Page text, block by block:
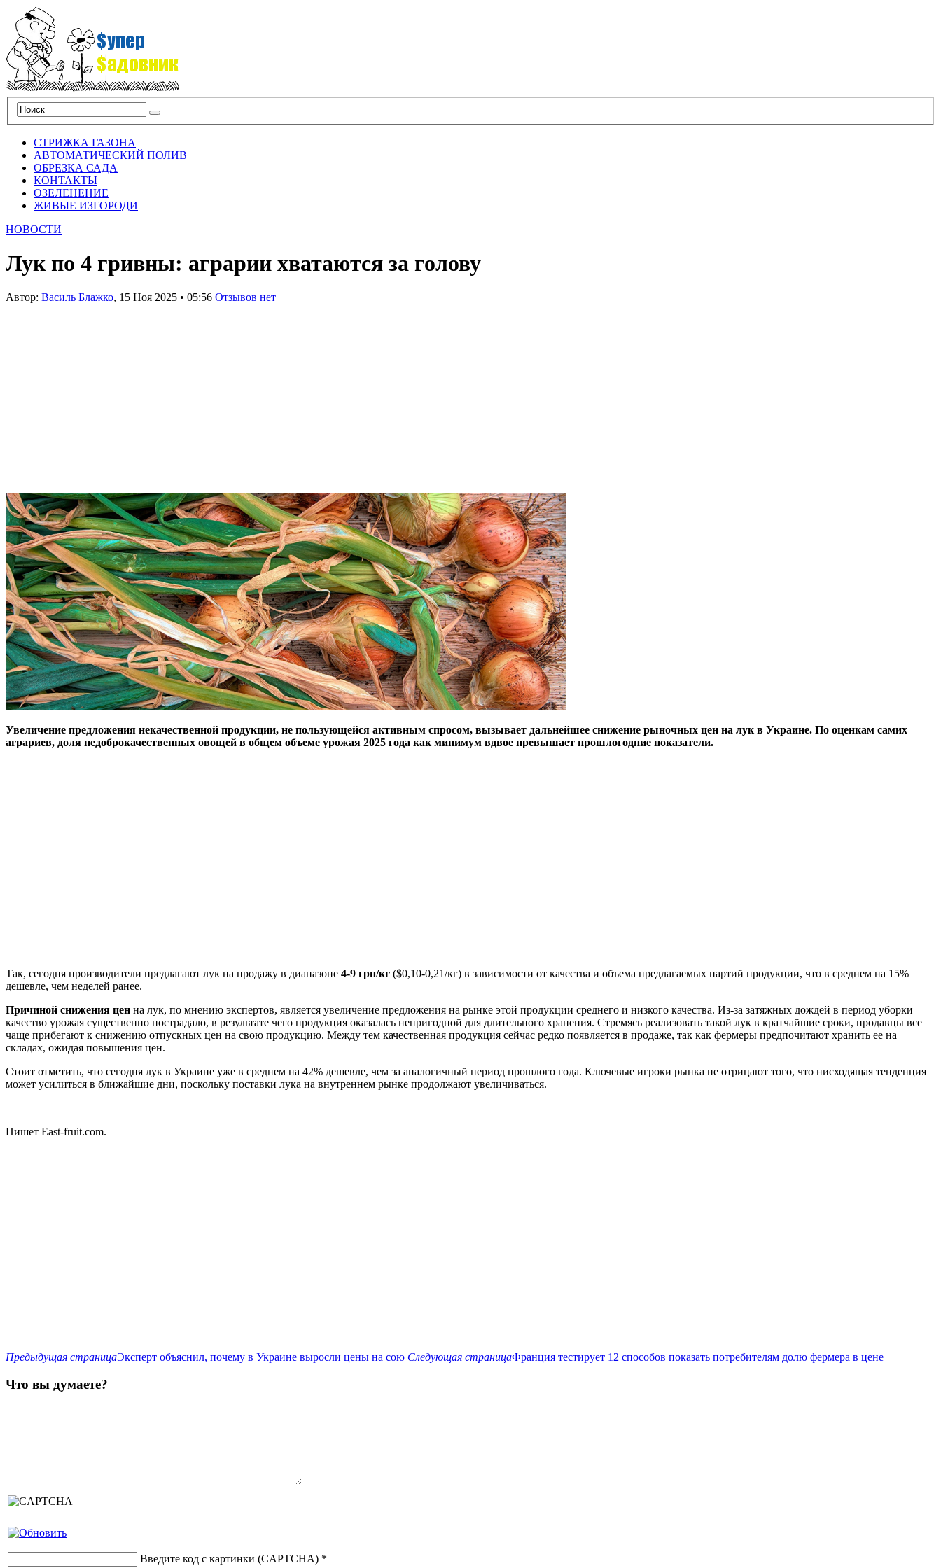
СТРИЖКА ГАЗОНА
АВТОМАТИЧЕСКИЙ ПОЛИВ
ОБРЕЗКА САДА
КОНТАКТЫ
ОЗЕЛЕНЕНИЕ
ЖИВЫЕ ИЗГОРОДИ
НОВОСТИ
Лук по 4 гривны: аграрии хватаются за голову
Автор: Василь Блажко, 15 Ноя 2025 • 05:56 Отзывов нет
Увеличение предложения некачественной продукции, не пользующейся активным спросом, вызывает дальнейшее снижение рыночных цен на лук в Украине. По оценкам самих
аграриев, доля недоброкачественных овощей в общем объеме урожая 2025 года как минимум вдвое превышает прошлогодние показатели.
Так, сегодня производители предлагают лук на продажу в диапазоне 4-9 грн/кг ($0,10-0,21/кг) в зависимости от качества и объема предлагаемых партий продукции, что в среднем на 15%
дешевле, чем неделей ранее.
Причиной снижения цен на лук, по мнению экспертов, является увеличение предложения на рынке этой продукции среднего и низкого качества. Из-за затяжных дождей в период уборки
качество урожая существенно пострадало, в результате чего продукция оказалась непригодной для длительного хранения. Стремясь реализовать такой лук в кратчайшие сроки, продавцы все
чаще прибегают к снижению отпускных цен на свою продукцию. Между тем качественная продукция сейчас редко появляется в продаже, так как фермеры предпочитают хранить ее на
складах, ожидая повышения цен.
Стоит отметить, что сегодня лук в Украине уже в среднем на 42% дешевле, чем за аналогичный период прошлого года. Ключевые игроки рынка не отрицают того, что нисходящая тенденция
может усилиться в ближайшие дни, поскольку поставки лука на внутреннем рынке продолжают увеличиваться.
Пишет East-fruit.com.
Предыдущая страницаЭксперт объяснил, почему в Украине выросли цены на сою Следующая страницаФранция тестирует 12 способов показать потребителям долю фермера в цене
Что вы думаете?
Введите код с картинки (CAPTCHA) *